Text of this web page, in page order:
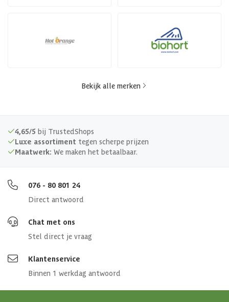
Bekijk alle merken
4,65/5 bij TrustedShops
Luxe assortiment tegen scherpe prijzen
Maatwerk: We maken het betaalbaar.
076 - 80 801 24
Direct antwoord
Chat met ons
Stel direct je vraag
Klantenservice
Binnen 1 werkdag antwoord